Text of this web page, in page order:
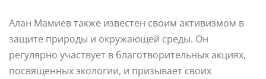
Алан Мамиев также известен своим активизмом в
защите природы и окружающей среды. Он
регулярно участвует в благотворительных акциях,
посвященных экологии, и призывает своих